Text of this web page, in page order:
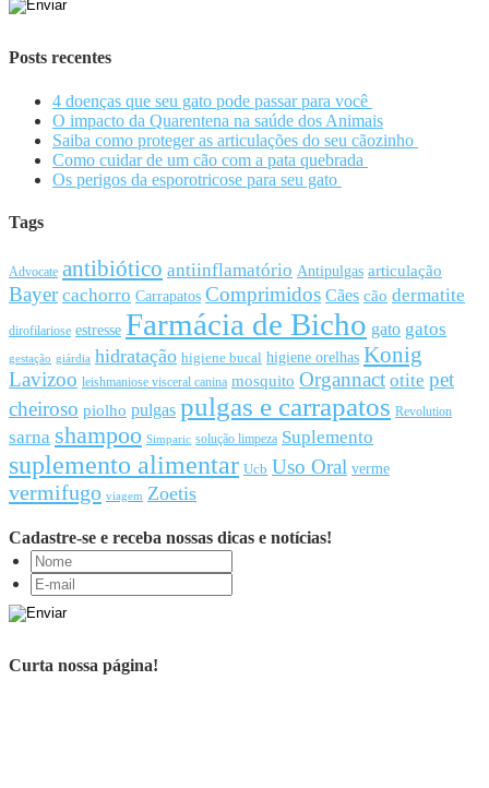
Posts recentes
4 doenças que seu gato pode passar para você
O impacto da Quarentena na saúde dos Animais
Saiba como proteger as articulações do seu cãozinho
Como cuidar de um cão com a pata quebrada
Os perigos da esporotricose para seu gato
Tags
Advocate antibiótico antiinflamatório Antipulgas articulação
Bayer cachorro Carrapatos Comprimidos Cães cão dermatite
dirofilariose estresse Farmácia de Bicho gato gatos
gestação giárdia hidratação higiene bucal higiene orelhas Konig
Lavizoo leishmaniose visceral canina mosquito Organnact otite pet
cheiroso piolho pulgas pulgas e carrapatos Revolution
sarna shampoo Simparic solução limpeza Suplemento
suplemento alimentar Ucb Uso Oral verme
vermifugo viagem Zoetis
Cadastre-se e receba nossas dicas e notícias!
Curta nossa página!